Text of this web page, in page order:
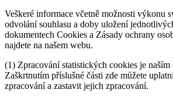
Veškeré informace včetně možnosti výkonu
odvolání souhlasu a doby uložení
dokumentech Cookies a Zásady ochrany
najdete na našem webu.
(1) Zpracování statistických cookies je naším
Zaškrtnutím příslušné části zde můžete
zpracování a zastavit jejich zpracování.